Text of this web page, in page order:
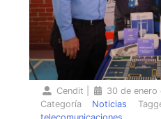
Cendit
30 de enero
Categoría Noticias